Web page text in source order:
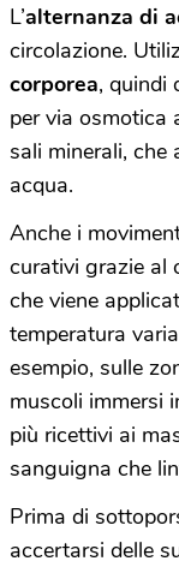
L’alternanza di
circolazione.
corporea, quindi
per via osmotica
sali minerali, che
acqua.
Anche i
curativi grazie al
che viene
temperatura
esempio, sulle
muscoli immersi
più ricettivi ai
sanguigna che
Prima di
accertarsi delle